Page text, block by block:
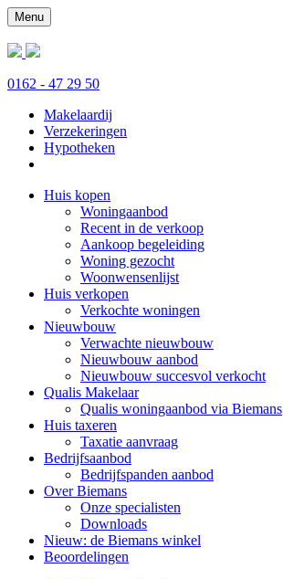
Menu
0162 - 47 29 50
Makelaardij
Verzekeringen
Hypotheken
Huis kopen
Woningaanbod
Recent in de verkoop
Aankoop begeleiding
Woning gezocht
Woonwensenlijst
Huis verkopen
Verkochte woningen
Nieuwbouw
Verwachte nieuwbouw
Nieuwbouw aanbod
Nieuwbouw succesvol verkocht
Qualis Makelaar
Qualis woningaanbod via Biemans
Huis taxeren
Taxatie aanvraag
Bedrijfsaanbod
Bedrijfspanden aanbod
Over Biemans
Onze specialisten
Downloads
Nieuw: de Biemans winkel
Beoordelingen